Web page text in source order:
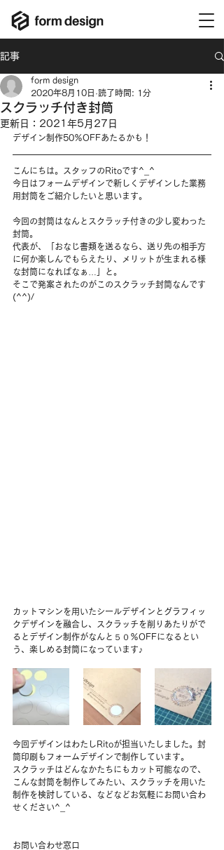
記事
スクラッチ付き封筒
form design
2020年8月10日 読了時間: 1分
更新日： 2021年5月27日
デザイン制作50％OFFあたるかも！
こんにちは。スタッフのRitoです^_^
今日はフォームデザインで新しくデザインした業務
用封筒をご紹介したいと思います。
今回の封筒はなんとスクラッチ付きの少し変わった
封筒。
代表が、「おなじ書類を送るなら、送り先の相手方
に何か楽しんでもらえたり、メリットが生まれる様
な封筒になればなぁ…」と。
そこで発案されたのがこのスクラッチ封筒なんです
(^^)/
カットマシンを用いたシールデザインとグラフィッ
クデザインを融合し、スクラッチを削りあたりがで
るとデザイン制作がなんと５０％OFFになるとい
う、楽しめる封筒になっています♪
今回デザインはわたしRitoが担当いたしました。封
筒印刷もフォームデザインで制作しています。
スクラッチはどんなかたちにもカット可能なので、
こんな封筒を制作してみたい、スクラッチを用いた
制作を検討している、などなどお気軽にお問い合わ
せください^_^
お問い合わせ窓口